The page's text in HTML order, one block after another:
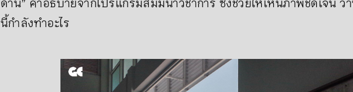
นี้กำลังทำอะไร